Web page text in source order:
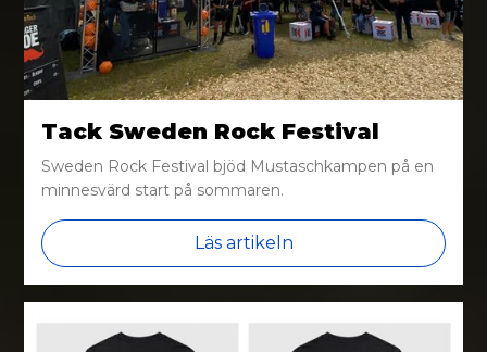
Tack Sweden Rock Festival
Sweden Rock Festival bjöd Mustaschkampen på en
minnesvärd start på sommaren.
Läs artikeln